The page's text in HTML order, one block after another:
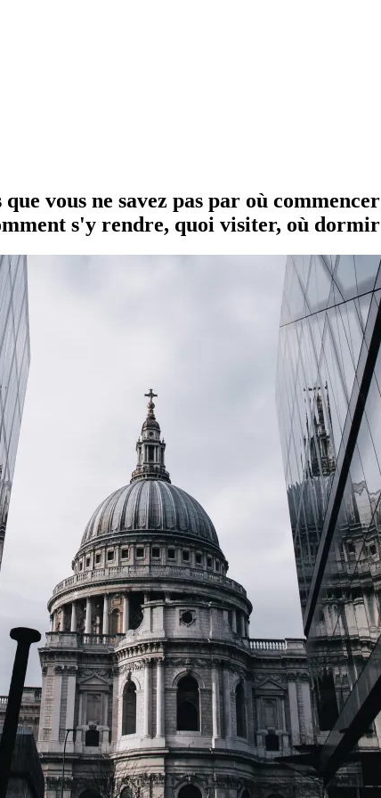
vous ne savez pas par où
s'y rendre, quoi visiter, où